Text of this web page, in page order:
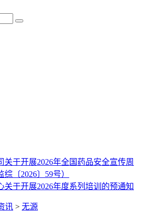
关于开展2026年全国药品安全宣传周
〔2026〕59号）
关于开展2026年度系列培训的预通知
讯 > 无源